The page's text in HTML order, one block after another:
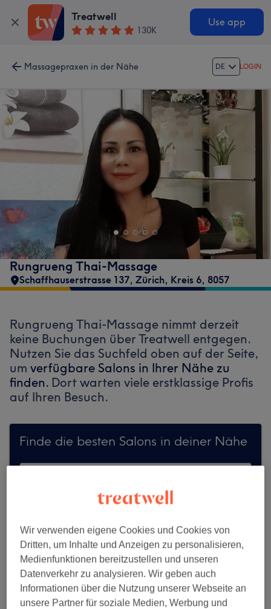
Treatwell
130K
Use app
Massagepraxen in der Nähe DE LOGIN
Rungrueng Thai-Massage
Schaffhauserstrasse 137, Zürich, Kreis 6, 8057
Rungrueng Thai-Massage nimmt derzeit
keine Buchungen über Treatwell entgegen.
Nutzen Sie das Suchfeld oben auf der Seite,
um verfügbare Salons in Ihrer Nähe zu
finden. Dort warten viele erstklassige Profis
auf Ihren Besuch.
Finde die besten Salons in deiner Nähe
Wir verwenden eigene Cookies und Cookies von
Dritten, um Inhalte und Anzeigen zu personalisieren,
Medienfunktionen bereitzustellen und unseren
Datenverkehr zu analysieren. Wir geben auch
Informationen über die Nutzung unserer Webseite an
unsere Partner für soziale Medien, Werbung und